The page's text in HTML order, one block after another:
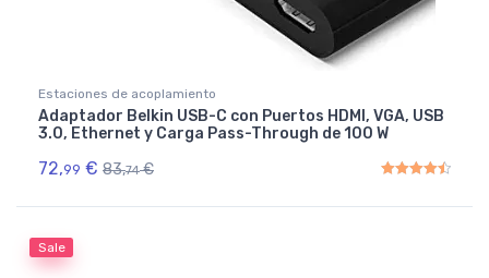
Estaciones de acoplamiento
Adaptador Belkin USB-C con Puertos HDMI, VGA, USB
3.0, Ethernet y Carga Pass-Through de 100 W
72,99 € 83,74 €
Sale